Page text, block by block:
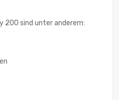
200 sind unter anderem: